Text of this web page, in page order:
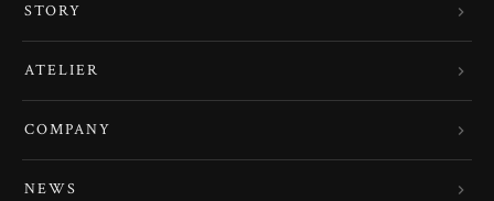
STORY
ATELIER
COMPANY
NEWS